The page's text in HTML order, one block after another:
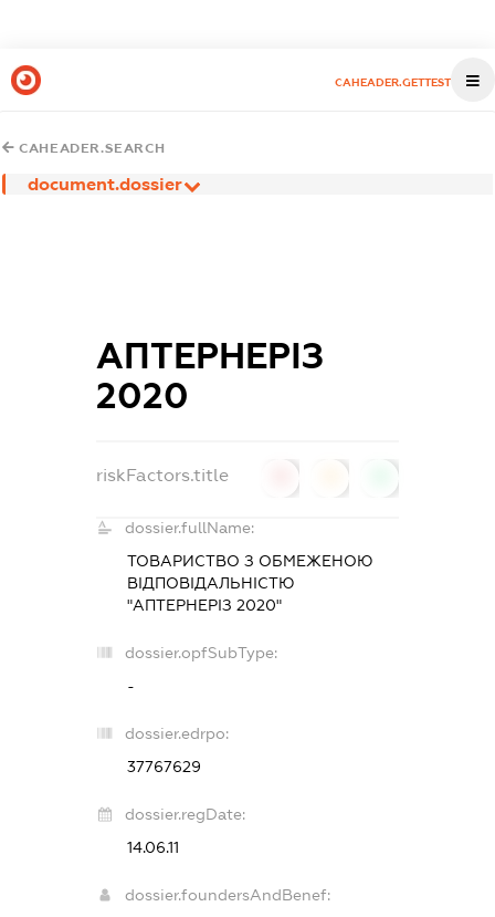
CAHEADER.GETTEST
CAHEADER.SEARCH
document.dossier
АПТЕРНЕРІЗ
2020
riskFactors.title
dossier.fullName:
ТОВАРИСТВО З ОБМЕЖЕНОЮ
ВІДПОВІДАЛЬНІСТЮ
"АПТЕРНЕРІЗ 2020"
dossier.opfSubType:
-
dossier.edrpo:
37767629
dossier.regDate:
14.06.11
dossier.foundersAndBenef: